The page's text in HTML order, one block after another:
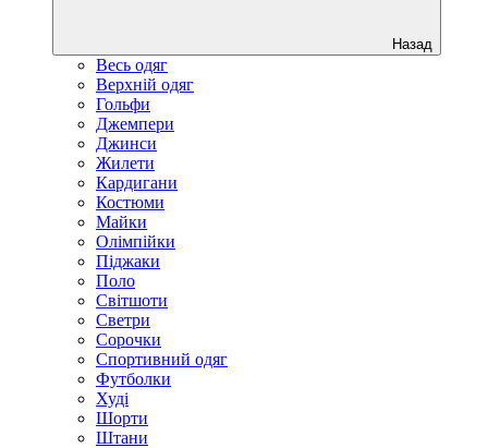
Назад
Весь одяг
Верхній одяг
Гольфи
Джемпери
Джинси
Жилети
Кардигани
Костюми
Майки
Олімпійки
Піджаки
Поло
Світшоти
Светри
Сорочки
Спортивний одяг
Футболки
Худі
Шорти
Штани